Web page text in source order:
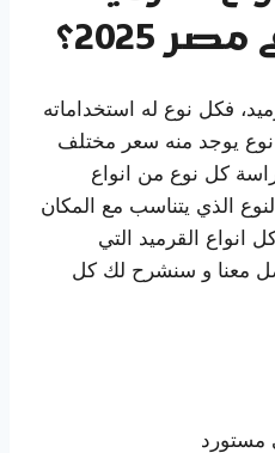
2025؟
فكل نوع له استخداماته
يوجد منه سعر مختلف
كل نوع من انواع
الذي يتناسب مع المكان
انواع القرميد التي
معنا و سنشرح لك كل
مستورد